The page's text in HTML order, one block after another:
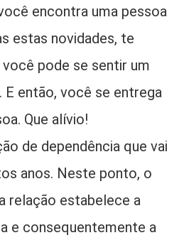
encontra uma pessoa
estas novidades, te
pode se sentir um
E então, você se entrega
Que alívio!
de dependência que vai
anos. Neste ponto, o
relação estabelece a
e consequentemente a